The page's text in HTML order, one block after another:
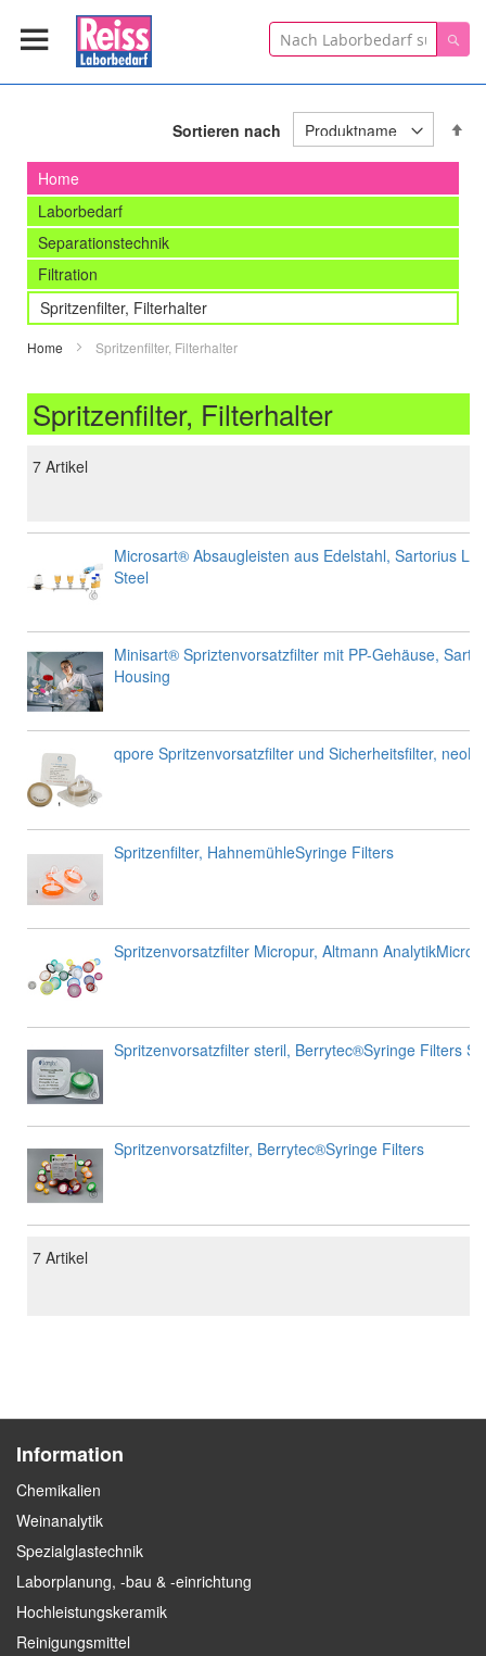
Suche
Home Spritzenfilter, Filterhalter
Spritzenfilter, Filterhalter
7 Artikel
Sortieren nach
Microsart® Absaugleisten aus Edelstahl, Sartorius
Steel
Minisart® Spriztenvorsatzfilter mit PP-Gehäuse,
Housing
qpore Spritzenvorsatzfilter und Sicherheitsfilter,
Spritzenfilter, HahnemühleSyringe Filters
Spritzenvorsatzfilter Micropur, Altmann
Spritzenvorsatzfilter steril, Berrytec®Syringe Filters
Spritzenvorsatzfilter, Berrytec®Syringe Filters
7 Artikel
Home
Laborbedarf
Separationstechnik
Filtration
Spritzenfilter, Filterhalter
Information
Chemikalien
Weinanalytik
Spezialglastechnik
Laborplanung, -bau & -einrichtung
Hochleistungskeramik
Reinigungsmittel